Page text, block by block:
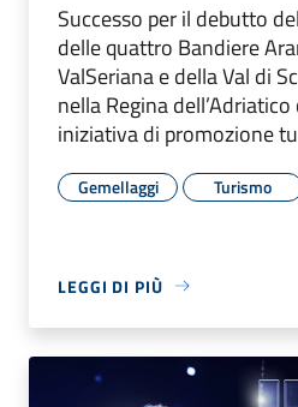
Successo per il debutto
delle quattro Bandiere
ValSeriana e della Val di
nella Regina
iniziativa di promozione
Gemellaggi Turismo
LEGGI DI PIÙ